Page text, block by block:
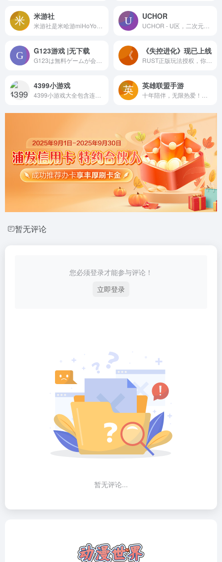
米游社 UCHOR
G123游戏 |无下载 《失控进化》现已上线
4399小游戏 英雄联盟手游
暂无评论
您必须登录才能参与评论！
立即登录
暂无评论...